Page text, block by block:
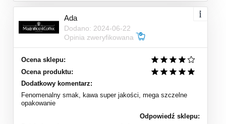
Ada
Dodano: 2024-06-22
Opinia zweryfikowana
Ocena sklepu:
Ocena produktu:
Dodatkowy komentarz:
Fenomenalny smak, kawa super jakości, mega szczelne
opakowanie
Odpowiedź sklepu: